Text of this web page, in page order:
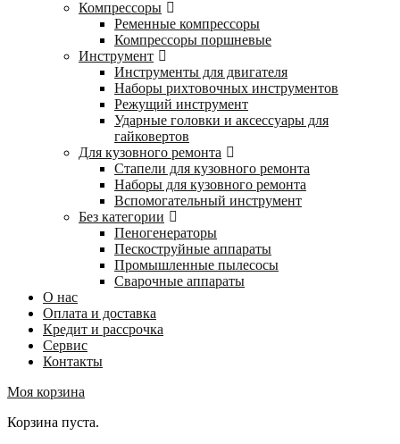
Компрессоры
Ременные компрессоры
Компрессоры поршневые
Инструмент
Инструменты для двигателя
Наборы рихтовочных инструментов
Режущий инструмент
Ударные головки и аксессуары для
гайковертов
Для кузовного ремонта
Стапели для кузовного ремонта
Наборы для кузовного ремонта
Вспомогательный инструмент
Без категории
Пеногенераторы
Пескоструйные аппараты
Промышленные пылесосы
Сварочные аппараты
О нас
Оплата и доставка
Кредит и рассрочка
Сервис
Контакты
Моя корзина
Корзина пуста.